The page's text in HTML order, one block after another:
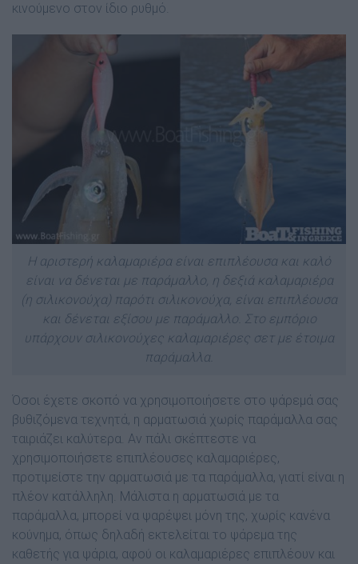
κινούμενο στον ίδιο ρυθμό.
Η αριστερή καλαμαριέρα είναι επιπλέουσα και καλό
είναι να δένεται με παράμαλλο, η δεξιά καλαμαριέρα
(η σιλικονούχα) παρότι σιλικονούχα, είναι επιπλέουσα
και δένεται εξίσου με παράμαλλο. Στο εμπόριο
υπάρχουν σιλικονούχες καλαμαριέρες σετ με έτοιμα
παράμαλλα.
Όσοι έχετε σκοπό να χρησιμοποιήσετε στο ψάρεμά σας
βυθιζόμενα τεχνητά, η αρματωσιά χωρίς παράμαλλα σας
ταιριάζει καλύτερα. Αν πάλι σκέπτεστε να
χρησιμοποιήσετε επιπλέουσες καλαμαριέρες,
προτιμείστε την αρματωσιά με τα παράμαλλα, γιατί είναι η
πλέον κατάλληλη. Μάλιστα η αρματωσιά με τα
παράμαλλα, μπορεί να ψαρέψει μόνη της, χωρίς κανένα
κούνημα, όπως δηλαδή εκτελείται το ψάρεμα της
καθετής για ψάρια, αφού οι καλαμαριέρες επιπλέουν και